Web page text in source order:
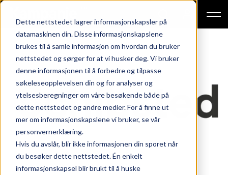
Dette nettstedet lagrer informasjonskapsler på
datamaskinen din. Disse informasjonskapslene
brukes til å samle informasjon om hvordan du bruker
nettstedet og sørger for at vi husker deg. Vi bruker
denne informasjonen til å forbedre og tilpasse
søkeleseopplevelsen din og for analyser og
ytelsesberegninger om våre besøkende både på
dette nettstedet og andre medier. For å finne ut
mer om informasjonskapslene vi bruker, se vår
personvernerklæring.
Hvis du avslår, blir ikke informasjonen din sporet når
du besøker dette nettstedet. Én enkelt
informasjonskapsel blir brukt til å huske